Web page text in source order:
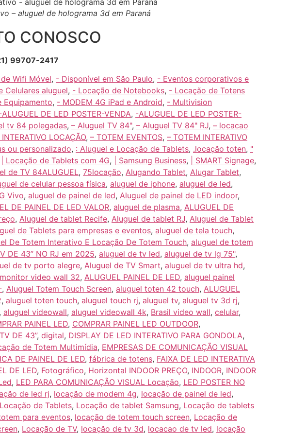
– aluguel de holograma 3d em Paraná
CONOSCO
99707-2417
Wifi Móvel, - Disponível em São Paulo, - Eventos corporativos e
Celulares aluguel, - Locação de Notebooks, - Locação de Totens
Equipamento, - MODEM 4G iPad e Android, - Multivision
ALUGUEL DE LED POSTER-VENDA, -ALUGUEL DE LED POSTER-
tv 84 polegadas, – Aluguel TV 84", – Aluguel TV 84" RJ, – locacao
LOCAÇÃO, – TOTEM EVENTOS, – TOTEM INTERATIVO
ou personalizado, : Aluguel e Locação de Tablets, .locação toten, "
| Locação de Tablets com 4G, | Samsung Business, | SMART Signage,
de TV 84ALUGUEL, 75locação, Alugando Tablet, Alugar Tablet,
de celular pessoa física, aluguel de iphone, aluguel de led,
Vivo, aluguel de painel de led, Aluguel de painel de LED indoor,
DE PAINEL DE LED VALOR, aluguel de plasma, ALUGUEL DE
, Aluguel de tablet Recife, Aluguel de tablet RJ, Aluguel de Tablet
de Tablets para empresas e eventos, aluguel de tela touch,
De Totem Interativo E Locação De Totem Touch, aluguel de totem
DE 43” NO RJ em 2025, aluguel de tv led, aluguel de tv lg 75",
de tv porto alegre, Aluguel de TV Smart, aluguel de tv ultra hd,
video wall 32, ALUGUEL PAINEL DE LED, aluguel painel
, Aluguel Totem Touch Screen, aluguel toten 42 touch, ALUGUEL
, aluguel toten touch, aluguel touch rj, aluguel tv, aluguel tv 3d rj,
aluguel videowall, aluguel videowall 4k, Brasil video wall, celular,
PAINEL LED, COMPRAR PAINEL LED OUTDOOR,
DE 43”, digital, DISPLAY DE LED INTERATIVO PARA GONDOLA,
de Totem Multimídia, EMPRESAS DE COMUNICAÇÃO VISUAL
DE PAINEL DE LED, fábrica de totens, FAIXA DE LED INTERATIVA
DE LED, Fotográfico, Horizontal INDOOR PREÇO, INDOOR, INDOOR
, LED PARA COMUNICAÇÃO VISUAL Locação, LED POSTER NO
de led rj, locação de modem 4g, locação de painel de led,
de Tablets, Locação de tablet Samsung, Locação de tablets
para eventos, locação de totem touch screen, Locação de
, Locação de TV, locação de tv 3d, locacao de tv led, locação